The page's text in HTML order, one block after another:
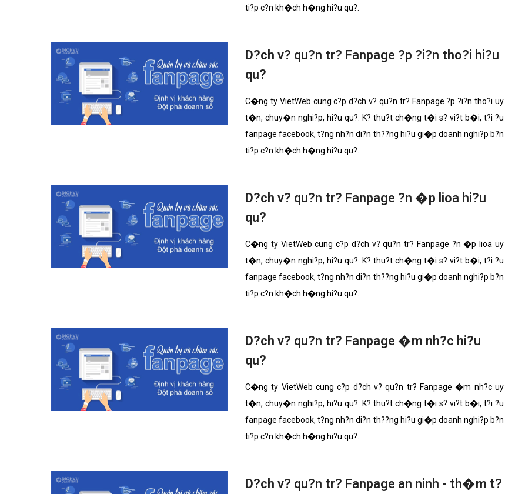
ti?p c?n kh�ch h�ng hi?u qu?.
D?ch v? qu?n tr? Fanpage ?p ?i?n tho?i hi?u
qu?
C�ng ty VietWeb cung c?p d?ch v? qu?n tr? Fanpage ?p ?i?n tho?i uy
t�n, chuy�n nghi?p, hi?u qu?. K? thu?t ch�ng t�i s? vi?t b�i, t?i ?u
fanpage facebook, t?ng nh?n di?n th??ng hi?u gi�p doanh nghi?p b?n
ti?p c?n kh�ch h�ng hi?u qu?.
D?ch v? qu?n tr? Fanpage ?n �p lioa hi?u
qu?
C�ng ty VietWeb cung c?p d?ch v? qu?n tr? Fanpage ?n �p lioa uy
t�n, chuy�n nghi?p, hi?u qu?. K? thu?t ch�ng t�i s? vi?t b�i, t?i ?u
fanpage facebook, t?ng nh?n di?n th??ng hi?u gi�p doanh nghi?p b?n
ti?p c?n kh�ch h�ng hi?u qu?.
D?ch v? qu?n tr? Fanpage �m nh?c hi?u
qu?
C�ng ty VietWeb cung c?p d?ch v? qu?n tr? Fanpage �m nh?c uy
t�n, chuy�n nghi?p, hi?u qu?. K? thu?t ch�ng t�i s? vi?t b�i, t?i ?u
fanpage facebook, t?ng nh?n di?n th??ng hi?u gi�p doanh nghi?p b?n
ti?p c?n kh�ch h�ng hi?u qu?.
D?ch v? qu?n tr? Fanpage an ninh - th�m t?